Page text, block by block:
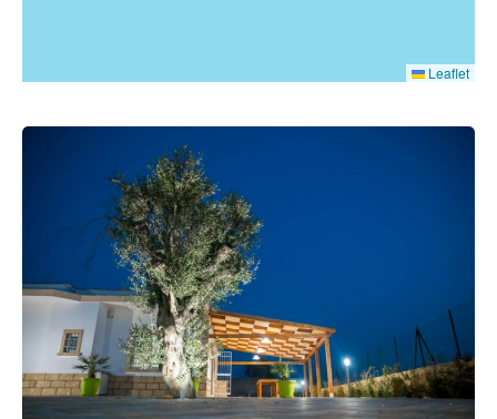
Leaflet